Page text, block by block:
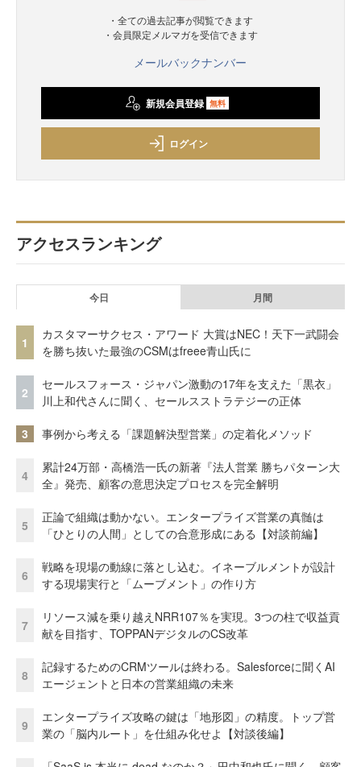
・全ての過去記事が閲覧できます
・会員限定メルマガを受信できます
メールバックナンバー
新規会員登録 無料
ログイン
アクセスランキング
今日 月間
1
カスタマーサクセス・アワード 大賞はNEC！天下一武闘会
を勝ち抜いた最強のCSMはfreee青山氏に
2
セールスフォース・ジャパン激動の17年を支えた「黒衣」
川上和代さんに聞く、セールスストラテジーの正体
3 事例から考える「課題解決型営業」の定着化メソッド
4
累計24万部・高橋浩一氏の新著『法人営業 勝ちパターン大
全』発売、顧客の意思決定プロセスを完全解明
5
正論で組織は動かない。エンタープライズ営業の真髄は
「ひとりの人間」としての合意形成にある【対談前編】
6
戦略を現場の動線に落とし込む。イネーブルメントが設計
する現場実行と「ムーブメント」の作り方
7
リソース減を乗り越えNRR107％を実現。3つの柱で収益貢
献を目指す、TOPPANデジタルのCS改革
8
記録するためのCRMツールは終わる。Salesforceに聞くAI
エージェントと日本の営業組織の未来
9
エンタープライズ攻略の鍵は「地形図」の精度。トップ営
業の「脳内ルート」を仕組み化せよ【対談後編】